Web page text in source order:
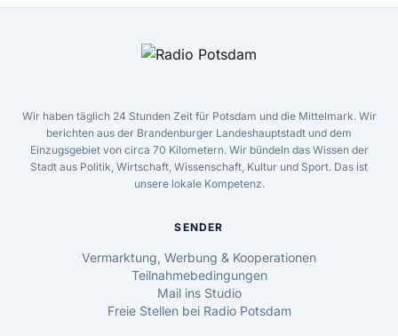
Wir haben täglich 24 Stunden Zeit für Potsdam und die Mittelmark. Wir
berichten aus der Brandenburger Landeshauptstadt und dem
Einzugsgebiet von circa 70 Kilometern. Wir bündeln das Wissen der
Stadt aus Politik, Wirtschaft, Wissenschaft, Kultur und Sport. Das ist
unsere lokale Kompetenz.
SENDER
Vermarktung, Werbung & Kooperationen
Teilnahmebedingungen
Mail ins Studio
Freie Stellen bei Radio Potsdam